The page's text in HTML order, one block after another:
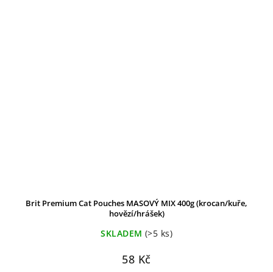
Brit Premium Cat Pouches MASOVÝ MIX 400g (krocan/kuře,
hovězí/hrášek)
SKLADEM (>5 ks)
58 Kč